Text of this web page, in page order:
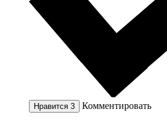
Нравится 3 Комментировать